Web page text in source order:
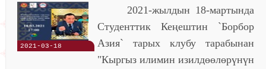
2021-03-18
2021-жылдын 18-мартында
Студенттик Кеңештин `Борбор
Азия` тарых клубу тарабынан
"Кыргыз илимин изилдөөлөрүнүн